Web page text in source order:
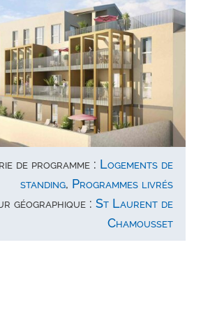
de programme : Logements de
standing, Programmes livrés
géographique :St Laurent de
Chamousset